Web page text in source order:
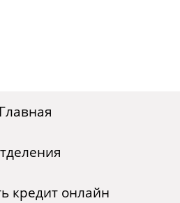
Главная
кредит онлайн